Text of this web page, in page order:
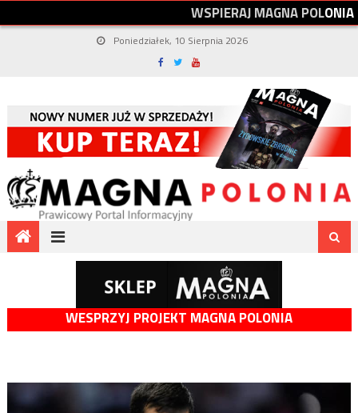
WSPIERAJMAGNAPOLONIA
Poniedziałek, 10 Sierpnia 2026
WESPRZYJ PROJEKT MAGNA POLONIA